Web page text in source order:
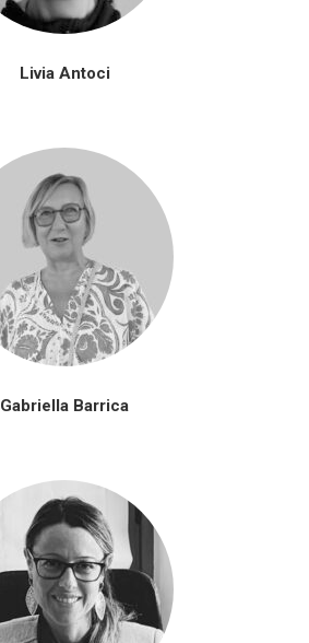
Livia Antoci
Gabriella Barrica